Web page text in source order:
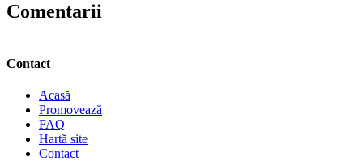
Comentarii
Contact
Acasă
Promovează
FAQ
Hartă site
Contact